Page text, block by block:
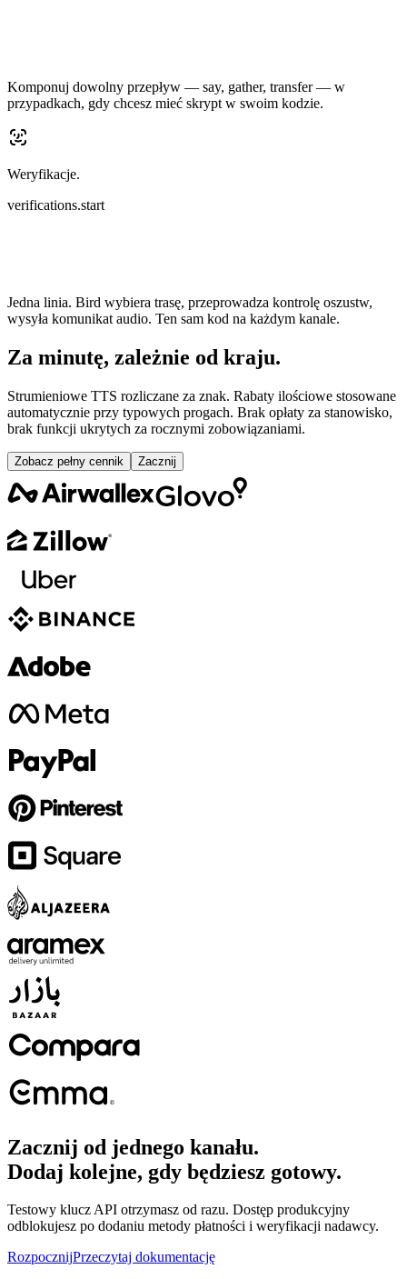
Komponuj dowolny przepływ — say, gather, transfer — w
przypadkach, gdy chcesz mieć skrypt w swoim kodzie.
Weryfikacje.
verifications.start
Jedna linia. Bird wybiera trasę, przeprowadza kontrolę oszustw,
wysyła komunikat audio. Ten sam kod na każdym kanale.
Za minutę, zależnie od kraju.
Strumieniowe TTS rozliczane za znak. Rabaty ilościowe stosowane
automatycznie przy typowych progach. Brak opłaty za stanowisko,
brak funkcji ukrytych za rocznymi zobowiązaniami.
Zobacz pełny cennik Zacznij
Zacznij od jednego kanału.
Dodaj kolejne, gdy będziesz gotowy.
Testowy klucz API otrzymasz od razu. Dostęp produkcyjny
odblokujesz po dodaniu metody płatności i weryfikacji nadawcy.
RozpocznijPrzeczytaj dokumentację